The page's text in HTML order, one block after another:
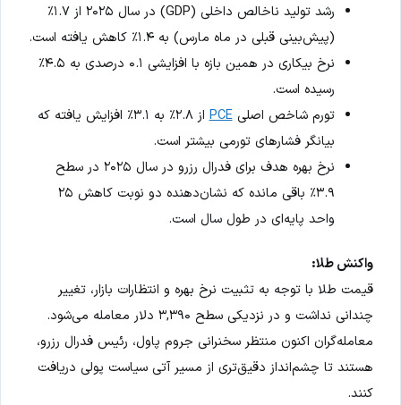
رشد تولید ناخالص داخلی (GDP) در سال ۲۰۲۵ از ۱.۷٪
(پیش‌بینی قبلی در ماه مارس) به ۱.۴٪ کاهش یافته است.
نرخ بیکاری در همین بازه با افزایشی ۰.۱ درصدی به ۴.۵٪
رسیده است.
تورم شاخص اصلیPCE
از ۲.۸٪ به ۳.۱٪ افزایش یافته که
بیانگر فشارهای تورمی بیشتر است.
نرخ بهره هدف برای فدرال رزرو در سال ۲۰۲۵ در سطح
۳.۹٪ باقی مانده که نشان‌دهنده دو نوبت کاهش ۲۵
واحد پایه‌ای در طول سال است.
واکنش طلا:
قیمت طلا با توجه به تثبیت نرخ بهره و انتظارات بازار، تغییر
چندانی نداشت و در نزدیکی سطح ۳,۳۹۰ دلار معامله می‌شود.
معامله‌گران اکنون منتظر سخنرانی جروم پاول، رئیس فدرال رزرو،
هستند تا چشم‌انداز دقیق‌تری از مسیر آتی سیاست پولی دریافت
کنند.